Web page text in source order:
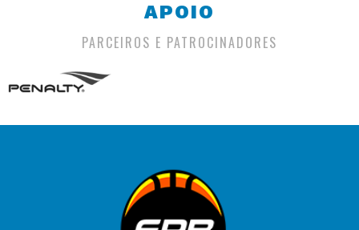
APOIO
PARCEIROS E PATROCINADORES